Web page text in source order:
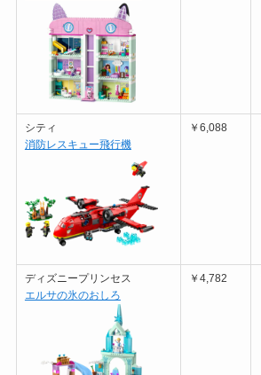
シティ
消防レスキュー飛行機
￥6,088
ディズニープリンセス
エルサの氷のおしろ
￥4,782